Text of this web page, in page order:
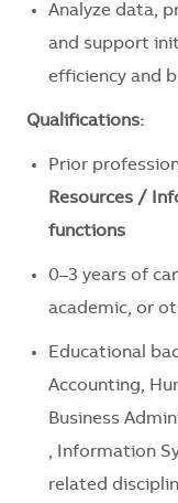
Analyze data,
and support
efficiency and
Qualifications:
Prior
Resources /
functions
0–3 years of
academic, or
Educational
Accounting,
Business
,
Information
related